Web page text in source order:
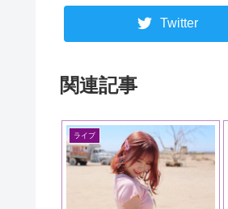
Twitter
関連記事
ライブ